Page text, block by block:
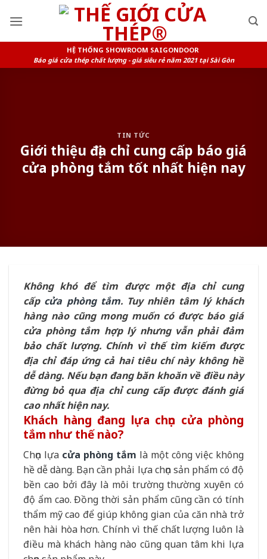
HỆ THỐNG SHOWROOM SAIGONDOOR
Báo giá cửa thép chất lượng - giá siêu rẻ năm 2021 tại Sài Gòn
TIN TỨC
Giới thiệu địa chỉ cung cấp báo giá
cửa phòng tắm tốt nhất hiện nay
Không khó để tìm được một địa chỉ cung
cấp cửa phòng tắm. Tuy nhiên tâm lý khách
hàng nào cũng mong muốn có được báo giá
cửa phòng tắm hợp lý nhưng vẫn phải đảm
bảo chất lượng. Chính vì thế tìm kiếm được
địa chỉ đáp ứng cả hai tiêu chí này không hề
dễ dàng. Nếu bạn đang băn khoăn về điều này
đừng bỏ qua địa chỉ cung cấp được đánh giá
cao nhất hiện nay.
Khách hàng đang lựa chọn cửa phòng
tắm như thế nào?
Chọn lựa cửa phòng tắm là một công việc không
hề dễ dàng. Bạn cần phải lựa chọn sản phẩm có độ
bền cao bởi đây là môi trường thường xuyên có
độ ẩm cao. Đồng thời sản phẩm cũng cần có tính
thẩm mỹ cao để giúp không gian của căn nhà trở
nên hài hòa hơn. Chính vì thế chất lượng luôn là
điều mà khách hàng nào cũng quan tâm khi lựa